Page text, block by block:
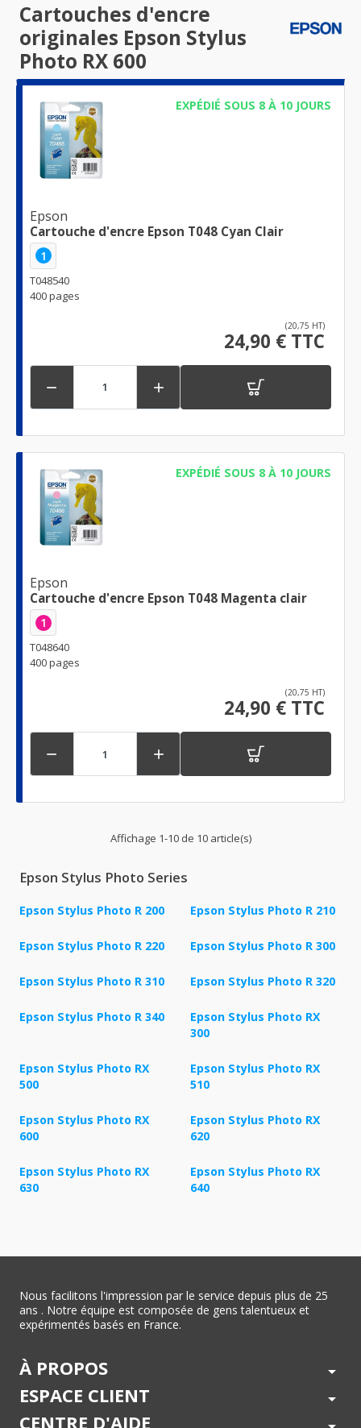
Cartouches d'encre
originales Epson Stylus
Photo RX 600
EXPÉDIÉ SOUS 8 À 10 JOURS
Epson
Cartouche d'encre Epson T048 Cyan Clair
1
T048540
400 pages
(20,75 HT)
24,90 € TTC
 
EXPÉDIÉ SOUS 8 À 10 JOURS
Epson
Cartouche d'encre Epson T048 Magenta clair
1
T048640
400 pages
(20,75 HT)
24,90 € TTC
 
Affichage 1-10 de 10 article(s)
Epson Stylus Photo Series
Epson Stylus Photo R 200 Epson Stylus Photo R 210
Epson Stylus Photo R 220 Epson Stylus Photo R 300
Epson Stylus Photo R 310 Epson Stylus Photo R 320
Epson Stylus Photo R 340
Epson Stylus Photo RX
300
Epson Stylus Photo RX
500
Epson Stylus Photo RX
510
Epson Stylus Photo RX
600
Epson Stylus Photo RX
620
Epson Stylus Photo RX
630
Epson Stylus Photo RX
640
Nous facilitons l'impression par le service depuis plus de 25
ans . Notre équipe est composée de gens talentueux et
expérimentés basés en France.
À PROPOS arrow_drop_down
ESPACE CLIENT arrow_drop_down
CENTRE D'AIDE